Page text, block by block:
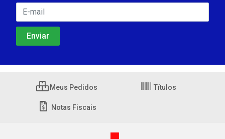
Meus Pedidos Títulos
Notas Fiscais